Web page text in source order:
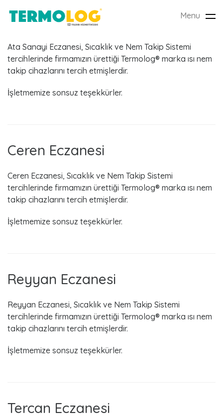
Menu
A
y
M
a
y
ı
s
0
1
8
Ata Sanayi Eczanesi
Ata Sanayi Eczanesi, Sıcaklık ve Nem Takip Sistemi
tercihlerinde firmamızın ürettiği Termolog® marka ısı nem
takip cihazlarını tercih etmişlerdir.
İşletmemize sonsuz teşekkürler.
Ceren Eczanesi
Ceren Eczanesi, Sıcaklık ve Nem Takip Sistemi
tercihlerinde firmamızın ürettiği Termolog® marka ısı nem
takip cihazlarını tercih etmişlerdir.
İşletmemize sonsuz teşekkürler.
Reyyan Eczanesi
Reyyan Eczanesi, Sıcaklık ve Nem Takip Sistemi
tercihlerinde firmamızın ürettiği Termolog® marka ısı nem
takip cihazlarını tercih etmişlerdir.
İşletmemize sonsuz teşekkürler.
Tercan Eczanesi